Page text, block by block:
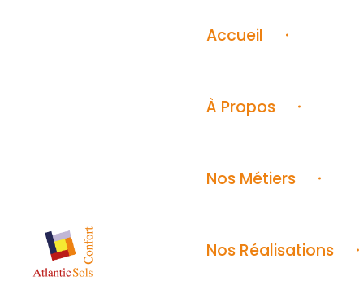
Accueil
À Propos
Nos Métiers
Nos Réalisations